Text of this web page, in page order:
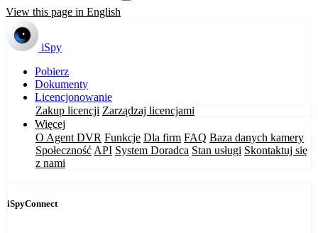
View this page in English
iSpy
Pobierz
Dokumenty
Licencjonowanie
Zakup licencji Zarządzaj licencjami
Więcej
O Agent DVR Funkcje Dla firm FAQ Baza danych kamery
Społeczność API System Doradca Stan usługi Skontaktuj się
z nami
iSpyConnect